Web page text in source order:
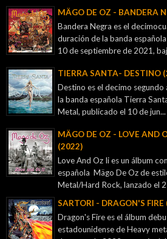
MÄGO DE OZ - BANDERA
Bandera Negra es el
duración de la banda
10 de septiembre de 2021,
TIERRA SANTA- DESTINO
Destino es el decimo
la banda española Tierra
Metal, publicado el 10 de jun...
MÄGO DE OZ - LOVE AND
(2022)
Love And Oz Ii es un álbum
española Mägo De Oz de
Metal/Hard Rock, lanzado el
SARTORI - DRAGON'S FIRE
Dragon's Fire es el álbum
estadounidense de Heavy